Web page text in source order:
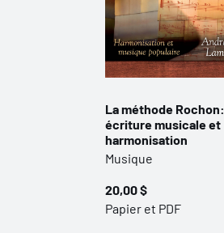
La méthode Rochon:
écriture musicale et
harmonisation
Musique
20,00 $
Papier et PDF